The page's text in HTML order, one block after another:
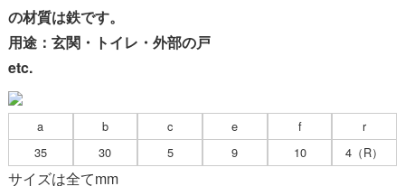
の材質は鉄です。
用途：玄関・トイレ・外部の戸
etc.
a
35
b
30
c
5
e
9
f
10
r
4（R）
サイズは全てmm